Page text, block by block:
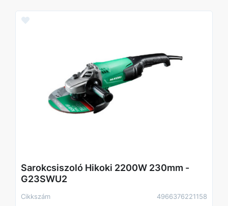
Sarokcsiszoló Hikoki 2200W 230mm -
G23SWU2
Cikkszám
4966376221158